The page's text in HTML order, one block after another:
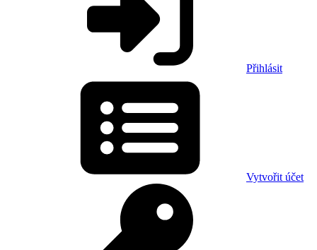
Přihlásit
Vytvořit účet